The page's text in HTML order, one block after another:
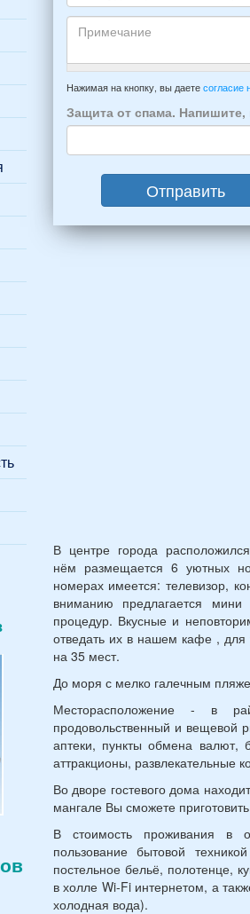
НОМЕР
варианта:
*отдыха:
прибытия
отъезда
из
*
Кто
будет
-
например:
6
человек:
взрослых
женщины)
Примечание
Нажимая на кнопку, вы даете согласие
Защита от спама.
Отправить
В центре города
нём размещается 6 уютных
номерах имеется: телевизор,
вниманию предлагается
процедур. Вкусные и
отведать их в нашем кафе , для
на 35 мест.
До моря с мелко галечным
Месторасположение - в
продовольственный и вещевой
аптеки, пункты обмена валют,
аттракционы, развлекательные
Во дворе гостевого дома
мангале Вы сможете
В стоимость проживания в
пользование бытовой
постельное бельё, полотенце,
в холле Wi-Fi интернетом, а
холодная вода).